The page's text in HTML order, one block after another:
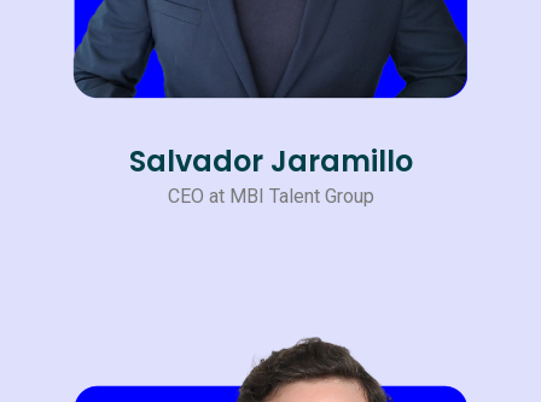
Salvador Jaramillo
CEO at MBI Talent Group